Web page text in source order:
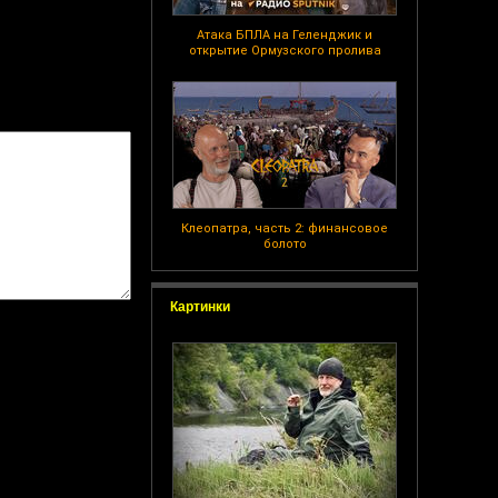
Атака БПЛА на Геленджик и
открытие Ормузского пролива
Клеопатра, часть 2: финансовое
болото
Картинки